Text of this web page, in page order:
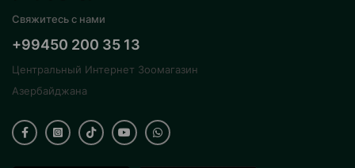
Свяжитесь с нами
+99450 200 35 13
Центральный Интернет Зоомагазин
Азербайджана